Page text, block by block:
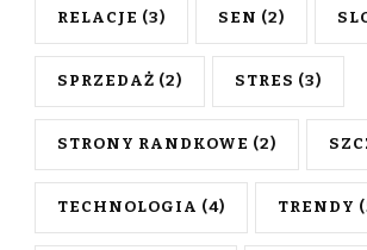
RELACJE (3) SEN (2)
SPRZEDAŻ (2) STRES (3)
STRONY RANDKOWE (2)
TECHNOLOGIA (4) TRENDY